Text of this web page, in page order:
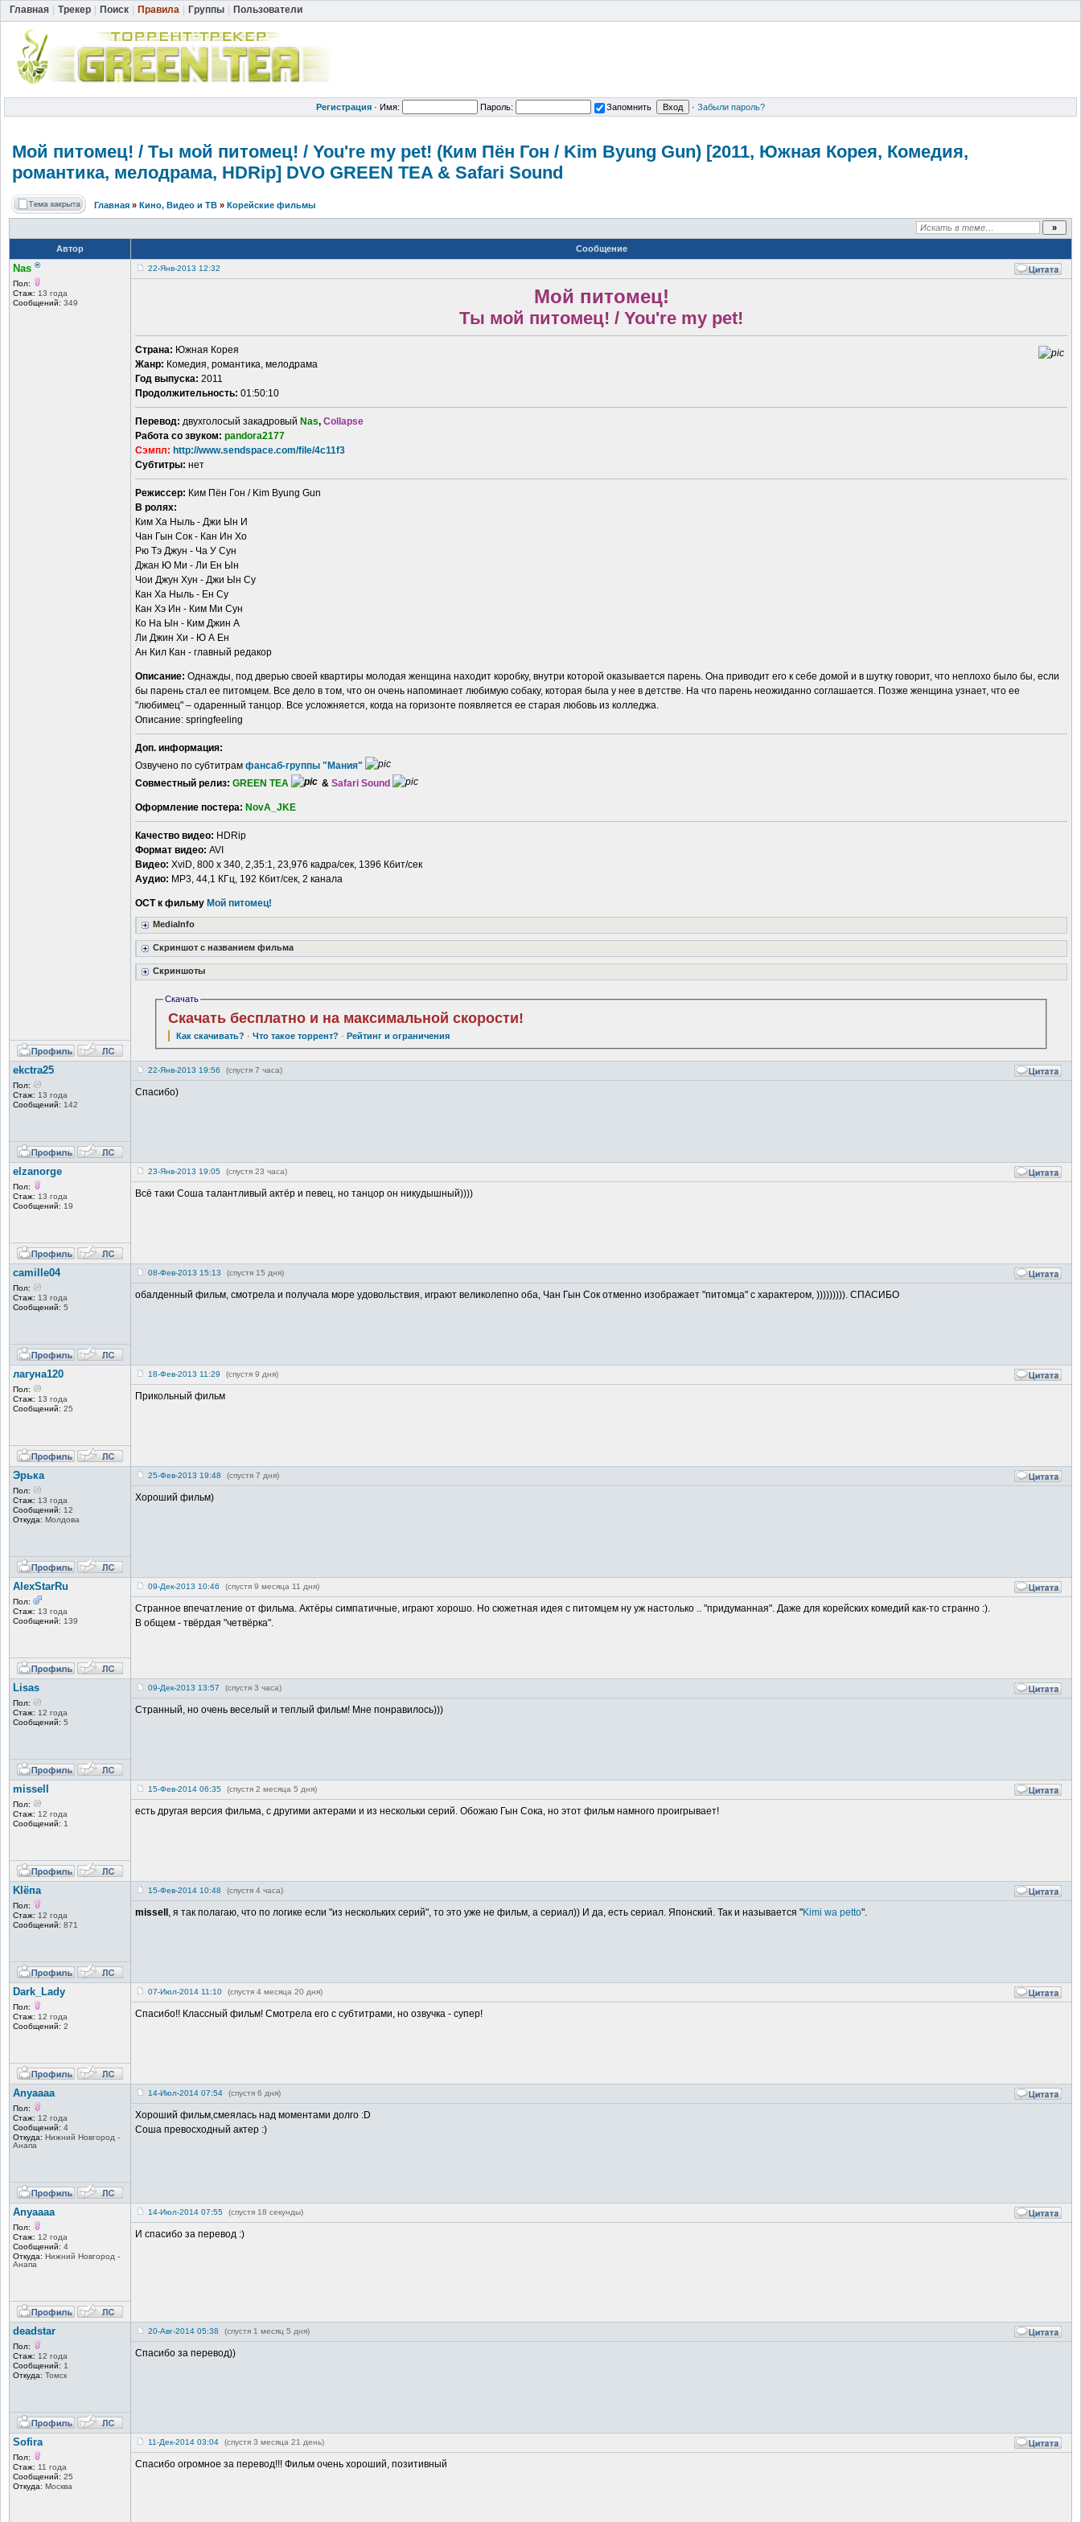
Главная Трекер Поиск Правила Группы Пользователи
Регистрация · Имя: Пароль: Запомнить · Забыли пароль?
Мой питомец! / Ты мой питомец! / You're my pet! (Ким Пён Гон / Kim Byung Gun) [2011, Южная Корея, Комедия,
романтика, мелодрама, HDRip] DVO GREEN TEA & Safari Sound
Главная » Кино, Видео и ТВ » Корейские фильмы
Автор Сообщение
Nas ®
Пол:
Стаж: 13 года
Сообщений: 349
22-Янв-2013 12:32
Мой питомец!
Ты мой питомец! / You're my pet!
Страна: Южная Корея
Жанр: Комедия, романтика, мелодрама
Год выпуска: 2011
Продолжительность: 01:50:10
Перевод: двухголосый закадровый Nas, Collapse
Работа со звуком: pandora2177
Сэмпл: http://www.sendspace.com/file/4c11f3
Cубтитры: нет
Режиссер: Ким Пён Гон / Kim Byung Gun
В ролях:
Ким Ха Ныль - Джи Ын И
Чан Гын Сок - Кан Ин Хо
Рю Тэ Джун - Ча У Сун
Джан Ю Ми - Ли Ен Ын
Чои Джун Хун - Джи Ын Су
Кан Ха Ныль - Ен Су
Кан Хэ Ин - Ким Ми Сун
Ко На Ын - Ким Джин А
Ли Джин Хи - Ю А Ен
Ан Кил Кан - главный редакор
Описание: Однажды, под дверью своей квартиры молодая женщина находит коробку, внутри которой оказывается парень. Она приводит его к себе домой и в шутку говорит, что неплохо было бы, если
бы парень стал ее питомцем. Все дело в том, что он очень напоминает любимую собаку, которая была у нее в детстве. На что парень неожиданно соглашается. Позже женщина узнает, что ее
"любимец" – одаренный танцор. Все усложняется, когда на горизонте появляется ее старая любовь из колледжа.
Описание: springfeeling
Доп. информация:
Озвучено по субтитрам фансаб-группы "Мания"
Совместный релиз: GREEN TEA & Safari Sound
Оформление постера: NovA_JKE
Качество видео: HDRip
Формат видео: AVI
Видео: XviD, 800 х 340, 2,35:1, 23,976 кадра/сек, 1396 Кбит/сек
Аудио: MP3, 44,1 КГц, 192 Кбит/сек, 2 канала
ОСТ к фильму Мой питомец!
MediaInfo
Скриншот c названием фильма
Скриншоты
Скачать
Скачать бесплатно и на максимальной скорости!
Как скачивать? · Что такое торрент? · Рейтинг и ограничения
ekctra25
Пол:
Стаж: 13 года
Сообщений: 142
22-Янв-2013 19:56 (спустя 7 часа)
Спасибо)
elzanorge
Пол:
Стаж: 13 года
Сообщений: 19
23-Янв-2013 19:05 (спустя 23 часа)
Всё таки Соша талантливый актёр и певец, но танцор он никудышный))))
camille04
Пол:
Стаж: 13 года
Сообщений: 5
08-Фев-2013 15:13 (спустя 15 дня)
обалденный фильм, смотрела и получала море удовольствия, играют великолепно оба, Чан Гын Сок отменно изображает "питомца" с характером, ))))))))). СПАСИБО
лагуна120
Пол:
Стаж: 13 года
Сообщений: 25
18-Фев-2013 11:29 (спустя 9 дня)
Прикольный фильм
Эрька
Пол:
Стаж: 13 года
Сообщений: 12
Откуда: Молдова
25-Фев-2013 19:48 (спустя 7 дня)
Хороший фильм)
AlexStarRu
Пол:
Стаж: 13 года
Сообщений: 139
09-Дек-2013 10:46 (спустя 9 месяца 11 дня)
Странное впечатление от фильма. Актёры симпатичные, играют хорошо. Но сюжетная идея с питомцем ну уж настолько .. "придуманная". Даже для корейских комедий как-то странно :).
В общем - твёрдая "четвёрка".
Lisas
Пол:
Стаж: 12 года
Сообщений: 5
09-Дек-2013 13:57 (спустя 3 часа)
Странный, но очень веселый и теплый фильм! Мне понравилось)))
missell
Пол:
Стаж: 12 года
Сообщений: 1
15-Фев-2014 06:35 (спустя 2 месяца 5 дня)
есть другая версия фильма, с другими актерами и из нескольки серий. Обожаю Гын Сока, но этот фильм намного проигрывает!
Klёпa
Пол:
Стаж: 12 года
Сообщений: 871
15-Фев-2014 10:48 (спустя 4 часа)
missell , я так полагаю, что по логике если "из нескольких серий", то это уже не фильм, а сериал)) И да, есть сериал. Японский. Так и называется "Kimi wa petto".
Dark_Lady
Пол:
Стаж: 12 года
Сообщений: 2
07-Июл-2014 11:10 (спустя 4 месяца 20 дня)
Спасибо!! Классный фильм! Смотрела его с субтитрами, но озвучка - супер!
Anyaaaa
Пол:
Стаж: 12 года
Сообщений: 4
Откуда: Нижний Новгород -
Анапа
14-Июл-2014 07:54 (спустя 6 дня)
Хороший фильм,смеялась над моментами долго :D
Соша превосходный актер :)
Anyaaaa
Пол:
Стаж: 12 года
Сообщений: 4
Откуда: Нижний Новгород -
Анапа
14-Июл-2014 07:55 (спустя 18 секунды)
И спасибо за перевод :)
deadstar
Пол:
Стаж: 12 года
Сообщений: 1
Откуда: Томск
20-Авг-2014 05:38 (спустя 1 месяц 5 дня)
Спасибо за перевод))
Sofira
Пол:
Стаж: 11 года
Сообщений: 25
Откуда: Москва
11-Дек-2014 03:04 (спустя 3 месяца 21 день)
Спасибо огромное за перевод!!! Фильм очень хороший, позитивный